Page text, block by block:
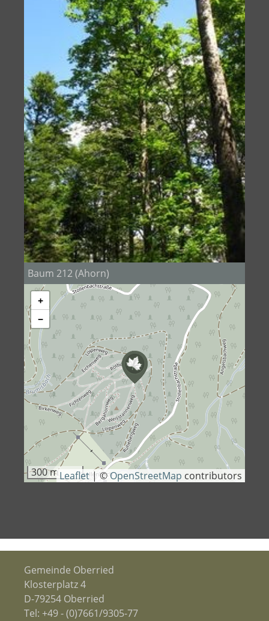
Baum 212 (Ahorn)
+
−
300 mLeaflet |©OpenStreetMap contributors
Gemeinde Oberried
Klosterplatz 4
D-79254 Oberried
Tel: +49 - (0)7661/9305-77